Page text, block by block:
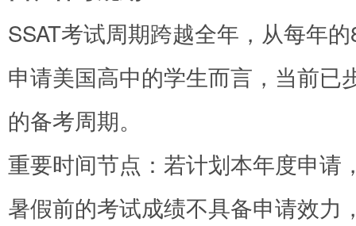
SSAT考试周期跨越全年，从每年
申请美国高中的学生而言，当前已
的备考周期。
重要时间节点：若计划本年度申请
暑假前的考试成绩不具备申请效力